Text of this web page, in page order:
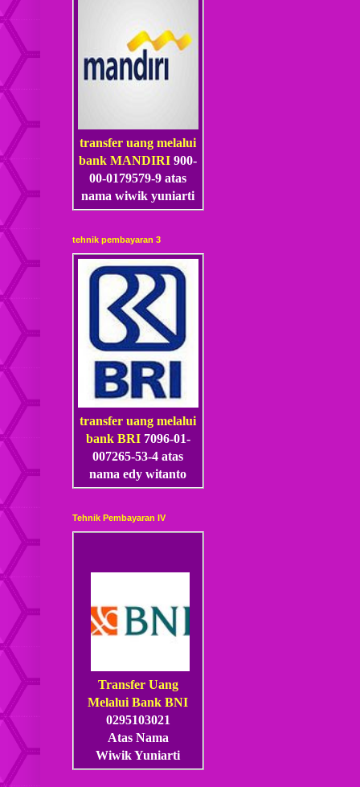
transfer uang melalui
bank MANDIRI900-
00-0179579-9 atas
nama wiwik yuniarti
tehnik pembayaran 3
transfer uang melalui
bank BRI 7096-01-
007265-53-4 atas
nama edy witanto
Tehnik Pembayaran IV
Transfer Uang
Melalui Bank BNI
0295103021
Atas Nama
Wiwik Yuniarti